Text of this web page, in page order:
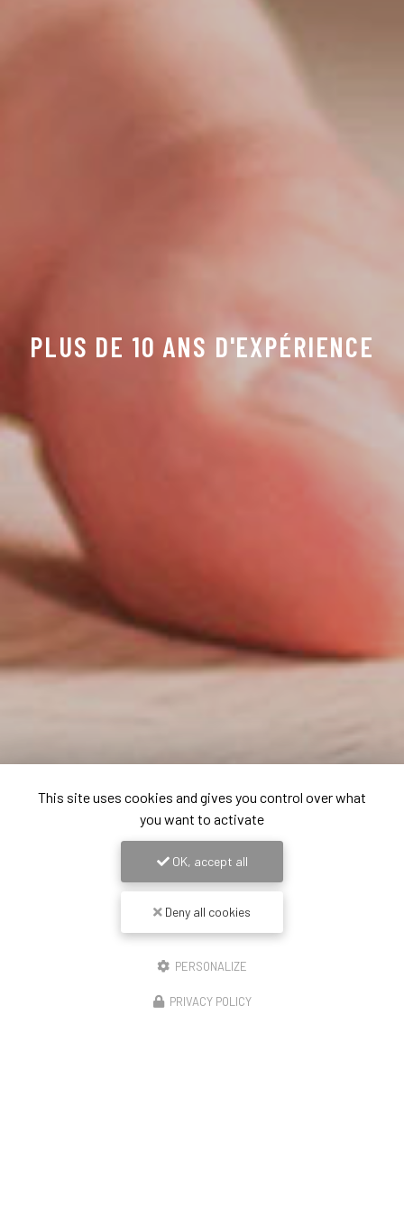
PLUS DE 10 ANS D'EXPÉRIENCE
This site uses cookies and gives you control over what
you want to activate
OK, accept all
Deny all cookies
PERSONALIZE
PRIVACY POLICY